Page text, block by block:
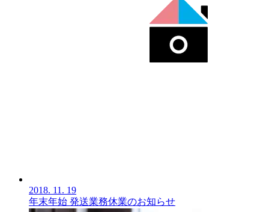
2018. 11. 19
年末年始 発送業務休業のお知らせ